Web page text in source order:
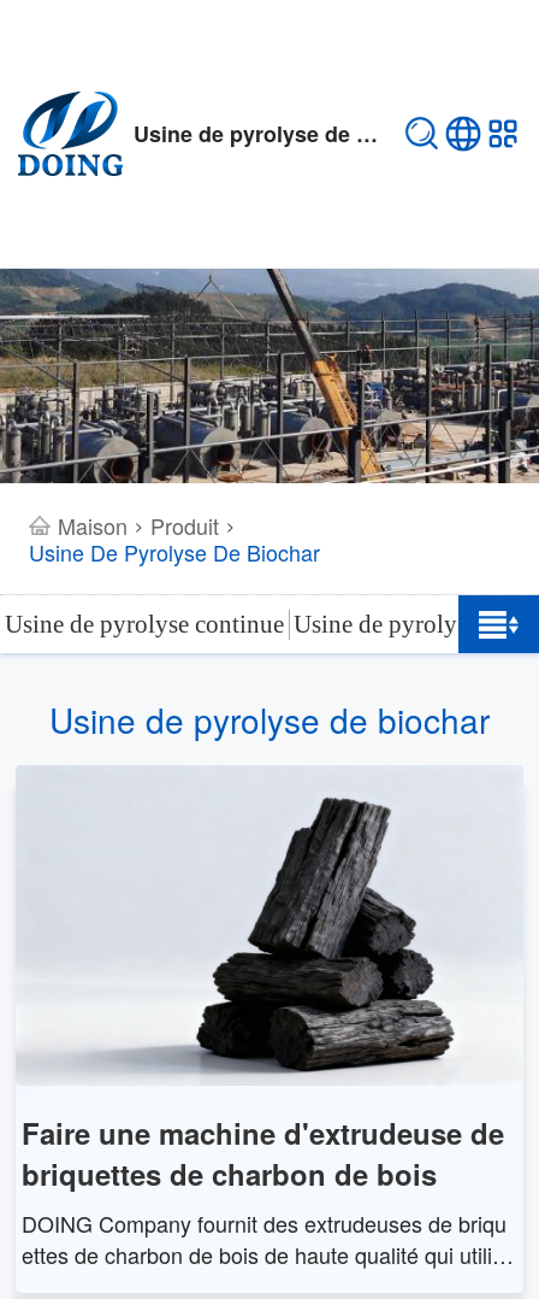
Usine de pyrolyse de biochar
Maison > Produit>
Usine De Pyrolyse De Biochar
Usine de pyrolyse continue Usine de pyrolyse de
Usine de pyrolyse de biochar
Faire une machine d'extrudeuse de
briquettes de charbon de bois
DOING Company fournit des extrudeuses de briqu
ettes de charbon de bois de haute qualité qui utilise